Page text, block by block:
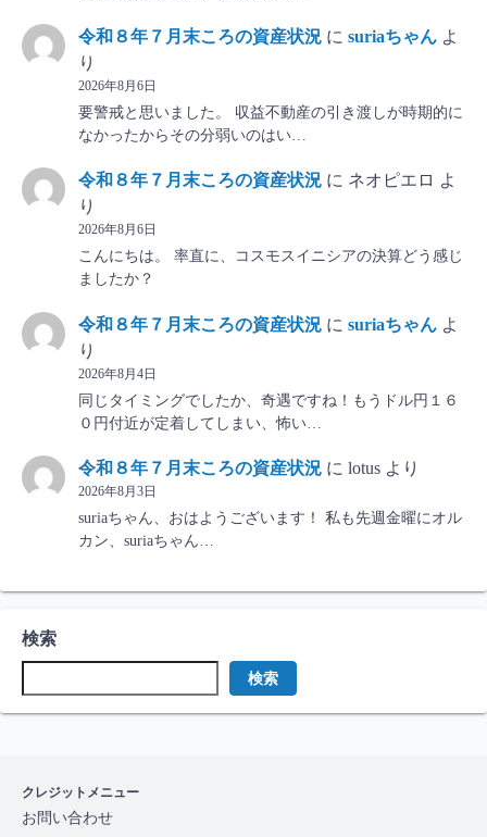
令和８年７月末ころの資産状況 に suriaちゃん よ
り
2026年8月6日
要警戒と思いました。 収益不動産の引き渡しが時期的に
なかったからその分弱いのはい…
令和８年７月末ころの資産状況 に ネオピエロ よ
り
2026年8月6日
こんにちは。 率直に、コスモスイニシアの決算どう感じ
ましたか？
令和８年７月末ころの資産状況 に suriaちゃん よ
り
2026年8月4日
同じタイミングでしたか、奇遇ですね！もうドル円１６
０円付近が定着してしまい、怖い…
令和８年７月末ころの資産状況 に lotus より
2026年8月3日
suriaちゃん、おはようございます！ 私も先週金曜にオル
カン、suriaちゃん…
検索
検索
クレジットメニュー
お問い合わせ